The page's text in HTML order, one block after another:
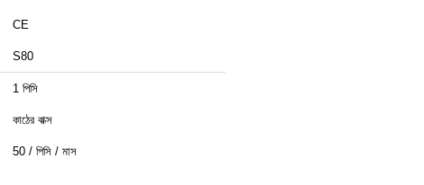
CE
S80
1 পিসি
কাঠের বাক্স
50 / পিসি / মাস